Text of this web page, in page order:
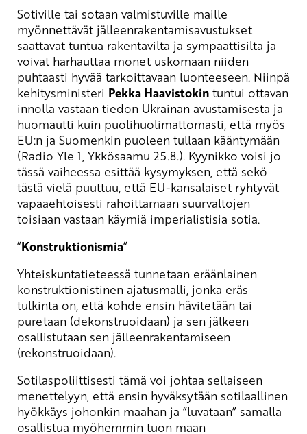
Sotiville tai sotaan valmistuville maille
myönnettävät jälleenrakentamisavustukset
saattavat tuntua rakentavilta ja sympaattisilta ja
voivat harhauttaa monet uskomaan niiden
puhtaasti hyvää tarkoittavaan luonteeseen. Niinpä
kehitysministeri Pekka Haavistokin tuntui ottavan
innolla vastaan tiedon Ukrainan avustamisesta ja
huomautti kuin puolihuolimattomasti, että myös
EU:n ja Suomenkin puoleen tullaan kääntymään
(Radio Yle 1, Ykkösaamu 25.8.). Kyynikko voisi jo
tässä vaiheessa esittää kysymyksen, että sekö
tästä vielä puuttuu, että EU-kansalaiset ryhtyvät
vapaaehtoisesti rahoittamaan suurvaltojen
toisiaan vastaan käymiä imperialistisia sotia.
”Konstruktionismia”
Yhteiskuntatieteessä tunnetaan eräänlainen
konstruktionistinen ajatusmalli, jonka eräs
tulkinta on, että kohde ensin hävitetään tai
puretaan (dekonstruoidaan) ja sen jälkeen
osallistutaan sen jälleenrakentamiseen
(rekonstruoidaan).
Sotilaspoliittisesti tämä voi johtaa sellaiseen
menettelyyn, että ensin hyväksytään sotilaallinen
hyökkäys johonkin maahan ja ”luvataan” samalla
osallistua myöhemmin tuon maan